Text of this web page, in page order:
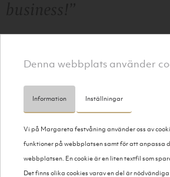
MENYFÖRSLAG
EN LOKAL SOM HAR EN
BAKOM SIG!
Denna webbplats använder
Information Inställningar
Vi på Margareta festvåning använder oss av
funktioner på webbplatsen samt för att anpassa
webbplatsen. En cookie är en liten textfil som
Det finns olika cookies varav en del är